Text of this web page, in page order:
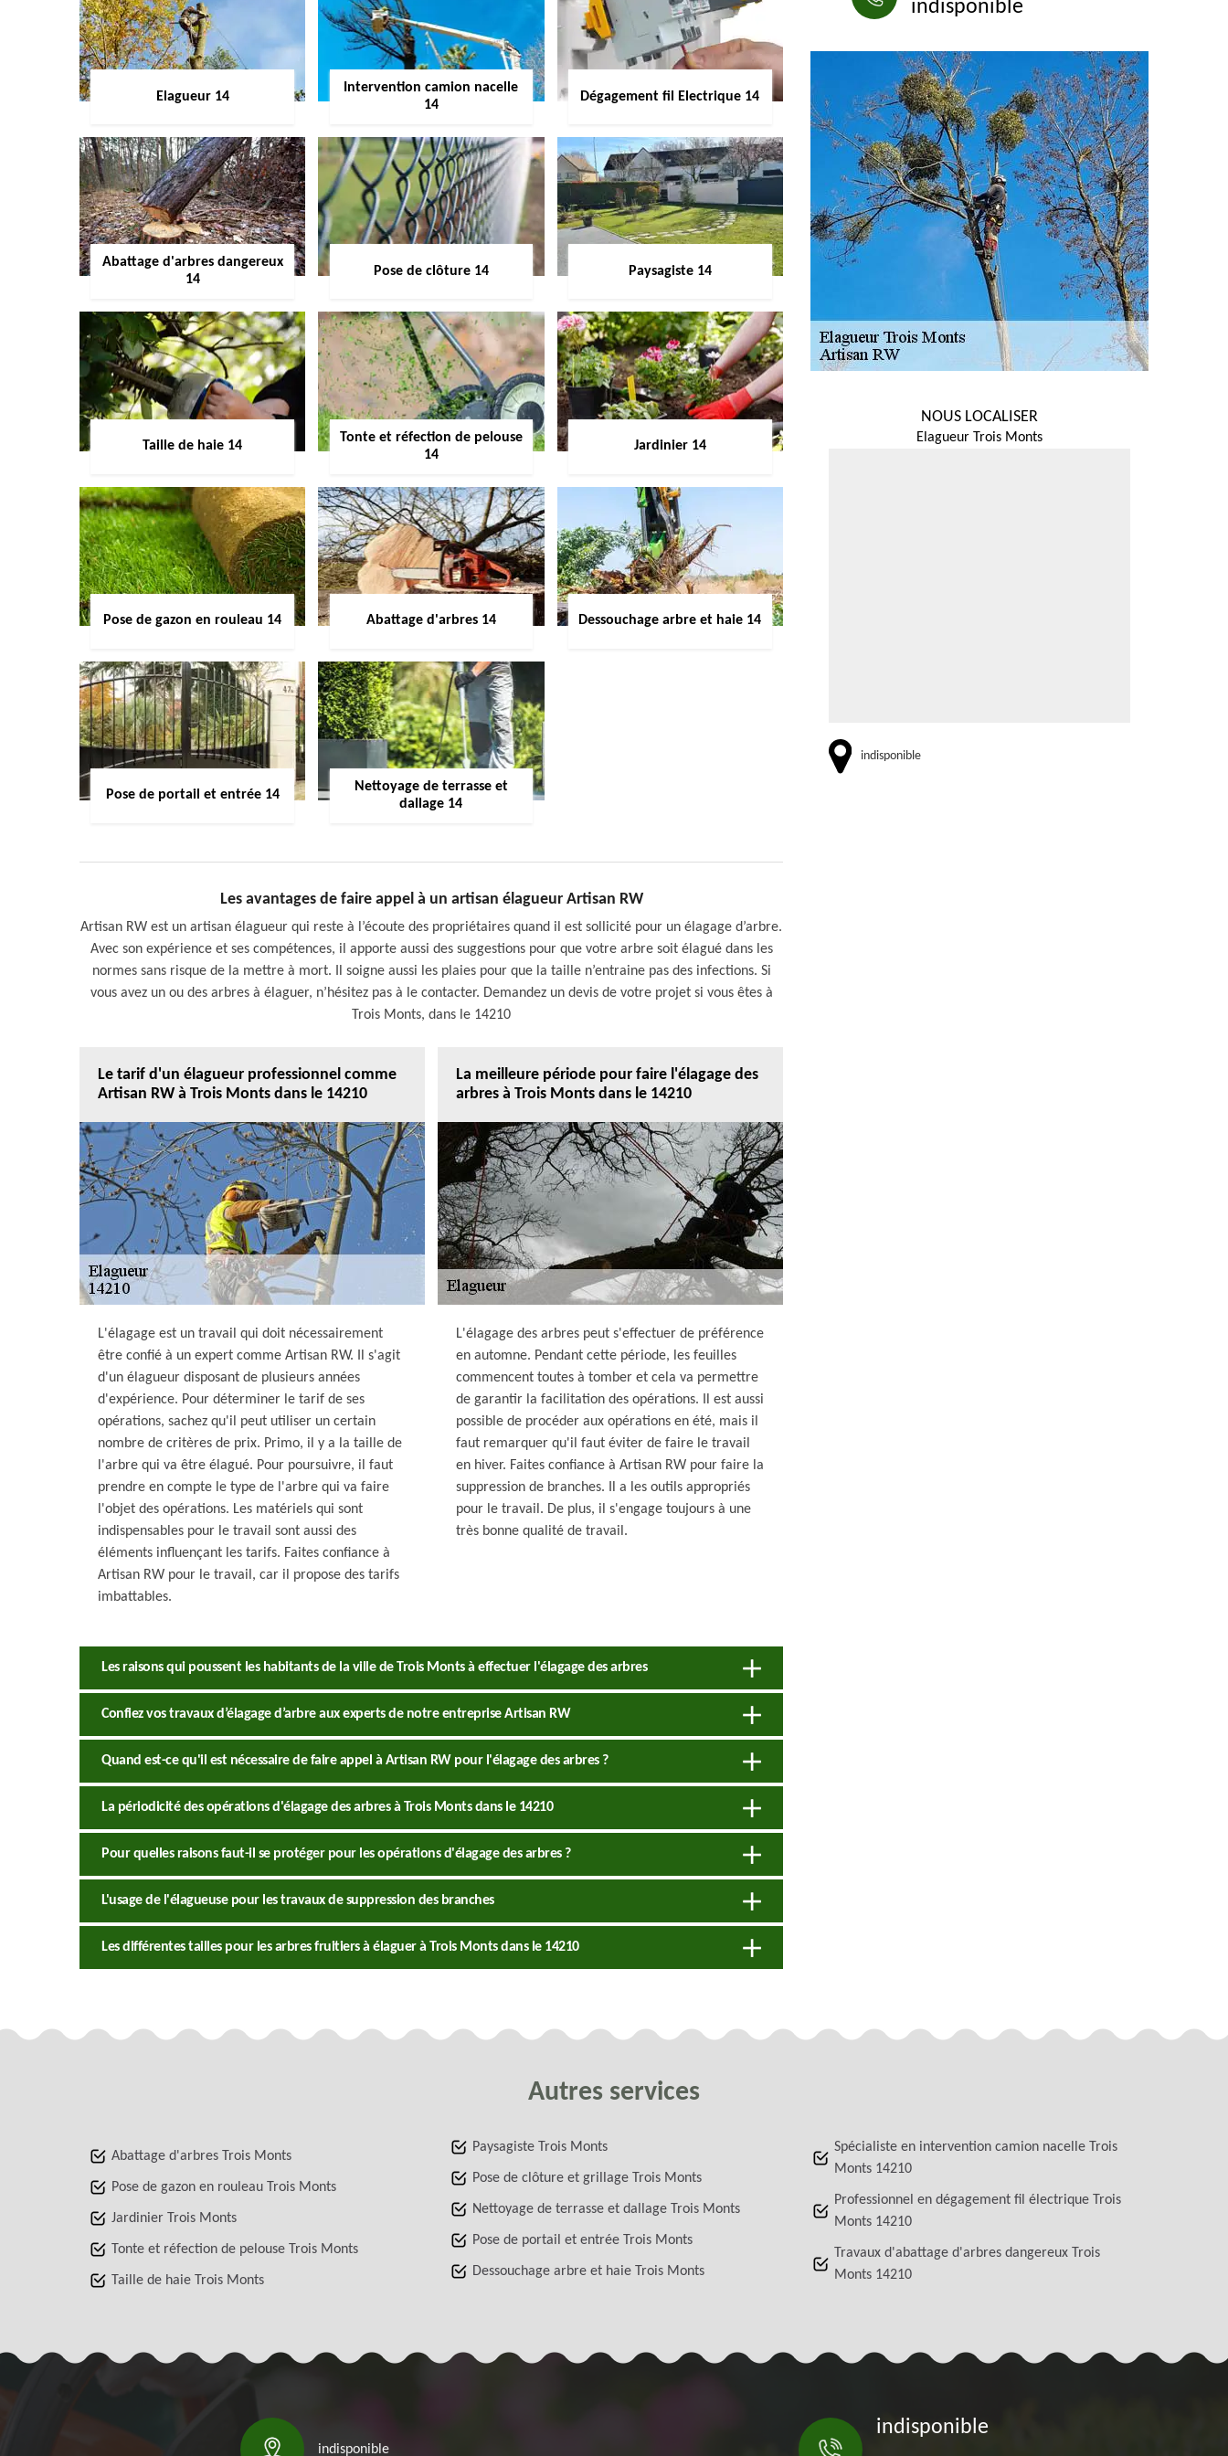
Elagueur 14
Intervention camion nacelle
14
Dégagement fil Electrique 14
Abattage d'arbres dangereux
14
Pose de clôture 14 Paysagiste 14
Taille de haie 14
Tonte et réfection de pelouse
14
Jardinier 14
Pose de gazon en rouleau 14 Abattage d'arbres 14 Dessouchage arbre et haie 14
Pose de portail et entrée 14
Nettoyage de terrasse et
dallage 14
Les avantages de faire appel à un artisan élagueur Artisan RW
Artisan RW est un artisan élagueur qui reste à l’écoute des propriétaires quand il est sollicité pour un élagage d’arbre.
Avec son expérience et ses compétences, il apporte aussi des suggestions pour que votre arbre soit élagué dans les
normes sans risque de la mettre à mort. Il soigne aussi les plaies pour que la taille n’entraine pas des infections. Si
vous avez un ou des arbres à élaguer, n’hésitez pas à le contacter. Demandez un devis de votre projet si vous êtes à
Trois Monts, dans le 14210
Le tarif d'un élagueur professionnel comme
Artisan RW à Trois Monts dans le 14210
L'élagage est un travail qui doit nécessairement
être confié à un expert comme Artisan RW. Il s'agit
d'un élagueur disposant de plusieurs années
d'expérience. Pour déterminer le tarif de ses
opérations, sachez qu'il peut utiliser un certain
nombre de critères de prix. Primo, il y a la taille de
l'arbre qui va être élagué. Pour poursuivre, il faut
prendre en compte le type de l'arbre qui va faire
l'objet des opérations. Les matériels qui sont
indispensables pour le travail sont aussi des
éléments influençant les tarifs. Faites confiance à
Artisan RW pour le travail, car il propose des tarifs
imbattables.
La meilleure période pour faire l'élagage des
arbres à Trois Monts dans le 14210
L'élagage des arbres peut s'effectuer de préférence
en automne. Pendant cette période, les feuilles
commencent toutes à tomber et cela va permettre
de garantir la facilitation des opérations. Il est aussi
possible de procéder aux opérations en été, mais il
faut remarquer qu'il faut éviter de faire le travail
en hiver. Faites confiance à Artisan RW pour faire la
suppression de branches. Il a les outils appropriés
pour le travail. De plus, il s'engage toujours à une
très bonne qualité de travail.
Les raisons qui poussent les habitants de la ville de Trois Monts à effectuer l'élagage des arbres
Confiez vos travaux d’élagage d’arbre aux experts de notre entreprise Artisan RW
Quand est-ce qu'il est nécessaire de faire appel à Artisan RW pour l'élagage des arbres ?
La périodicité des opérations d'élagage des arbres à Trois Monts dans le 14210
Pour quelles raisons faut-il se protéger pour les opérations d'élagage des arbres ?
L'usage de l'élagueuse pour les travaux de suppression des branches
Les différentes tailles pour les arbres fruitiers à élaguer à Trois Monts dans le 14210
indisponible
NOUS LOCALISER
Elagueur Trois Monts
indisponible
Autres services
Abattage d'arbres Trois Monts
Pose de gazon en rouleau Trois Monts
Jardinier Trois Monts
Tonte et réfection de pelouse Trois Monts
Taille de haie Trois Monts
Paysagiste Trois Monts
Pose de clôture et grillage Trois Monts
Nettoyage de terrasse et dallage Trois Monts
Pose de portail et entrée Trois Monts
Dessouchage arbre et haie Trois Monts
Spécialiste en intervention camion nacelle Trois
Monts 14210
Professionnel en dégagement fil électrique Trois
Monts 14210
Travaux d'abattage d'arbres dangereux Trois
Monts 14210
indisponible
indisponible